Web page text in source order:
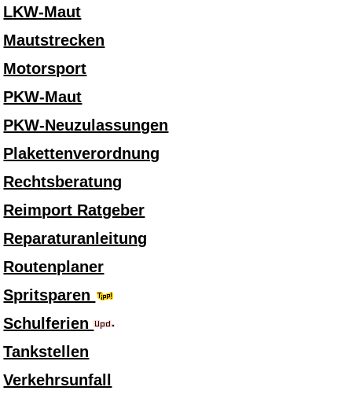
LKW-Maut
Mautstrecken
Motorsport
PKW-Maut
PKW-Neuzulassungen
Plakettenverordnung
Rechtsberatung
Reimport Ratgeber
Reparaturanleitung
Routenplaner
Spritsparen
Schulferien
Tankstellen
Verkehrsunfall